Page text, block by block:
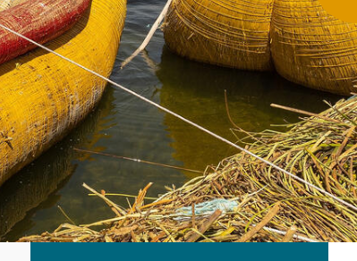
Zypern
Beratung+49 (0) 431 5446-0 Reisefinder öffnen
Beratung+49 (0) 431 5446-0 Reisefinder öffnen
Beratung+49 (0) 431 5446-0 Reisefinder öffnen